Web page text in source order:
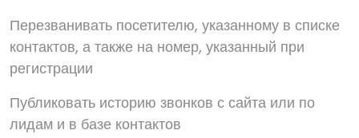
Перезванивать посетителю, указанному в списке
контактов, а также на номер, указанный при
регистрации
Публиковать историю звонков с сайта или по
лидам и в базе контактов